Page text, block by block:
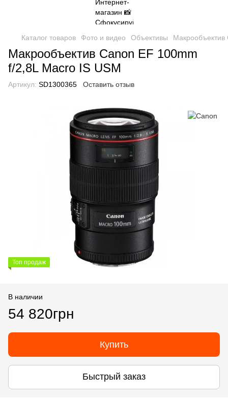
Каталог товаров Фото и видео Объективы
Макрообъектив Canon EF 100mm
f/2,8L Macro IS USM
Артикул: SD1300365 Оставить отзыв
Топ продаж
В наличии
54 820грн
Купить
Быстрый заказ